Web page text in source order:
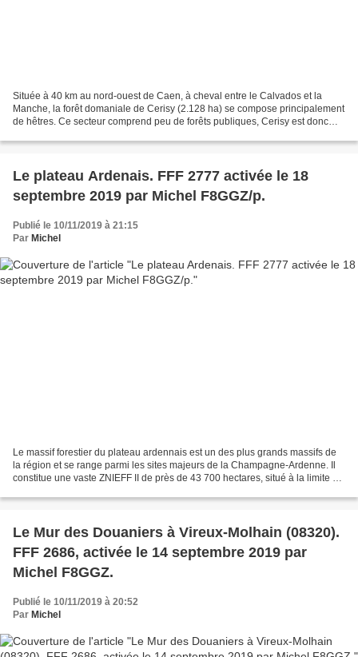
Située à 40 km au nord-ouest de Caen, à cheval entre le Calvados et la
Manche, la forêt domaniale de Cerisy (2.128 ha) se compose principalement
de hêtres. Ce secteur comprend peu de forêts publiques, Cerisy est donc
Le plateau Ardenais. FFF 2777 activée le 18
septembre 2019 par Michel F8GGZ/p.
Publié le 10/11/2019 à 21:15
Par Michel
Le massif forestier du plateau ardennais est un des plus grands massifs de
la région et se range parmi les sites majeurs de la Champagne-Ardenne. Il
constitue une vaste ZNIEFF II de près de 43 700 hectares, situé à la limite du
Le Mur des Douaniers à Vireux-Molhain (08320).
FFF 2686, activée le 14 septembre 2019 par
Michel F8GGZ.
Publié le 10/11/2019 à 20:52
Par Michel